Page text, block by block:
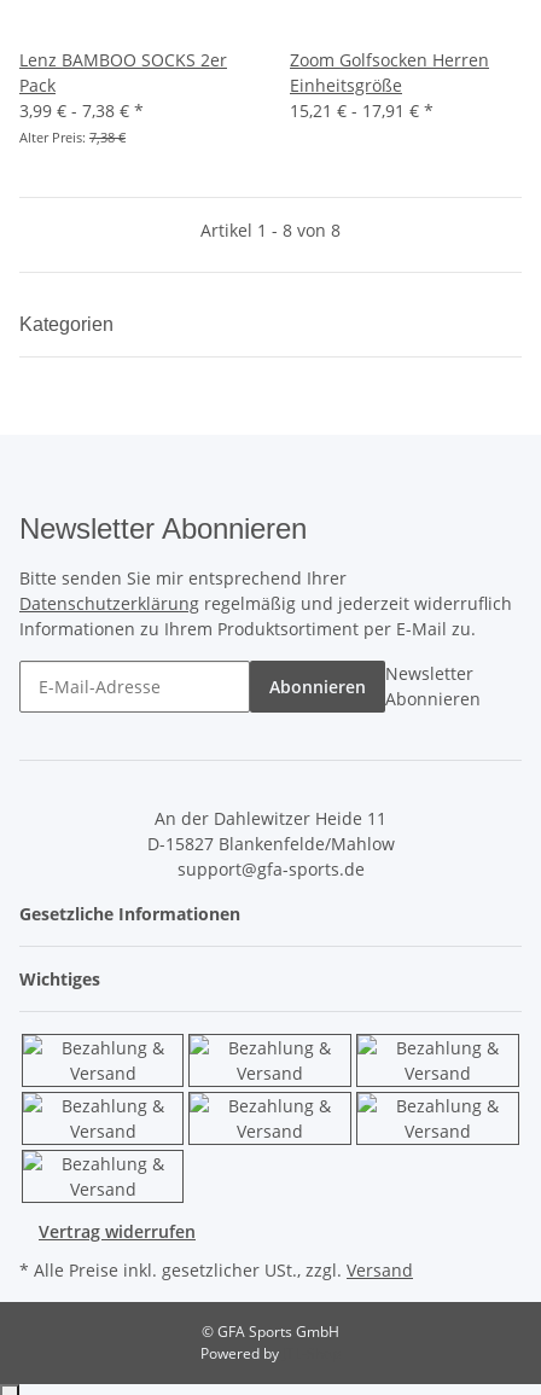
Lenz BAMBOO SOCKS 2er
Pack
3,99 € - 7,38 € *
Alter Preis: 7,38 €
Zoom Golfsocken Herren
Einheitsgröße
15,21 € - 17,91 € *
Artikel 1 - 8 von 8
Kategorien
Newsletter Abonnieren
Bitte senden Sie mir entsprechend Ihrer
Datenschutzerklärung regelmäßig und jederzeit widerruflich
Informationen zu Ihrem Produktsortiment per E-Mail zu.
Abonnieren
Newsletter
Abonnieren
An der Dahlewitzer Heide 11
D-15827 Blankenfelde/Mahlow
support@gfa-sports.de
Gesetzliche Informationen
Wichtiges
Vertrag widerrufen
* Alle Preise inkl. gesetzlicher USt., zzgl. Versand
© GFA Sports GmbH
Powered by